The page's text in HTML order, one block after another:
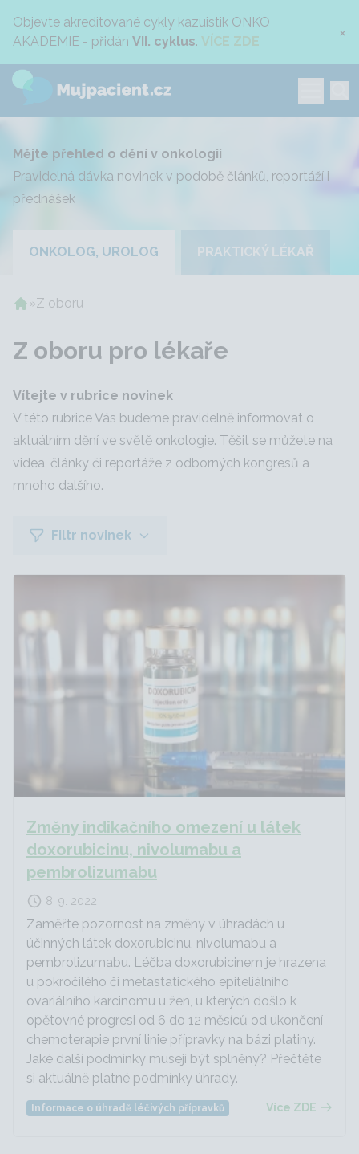
Objevte akreditované cykly kazuistik ONKO
AKADEMIE - přidán VII. cyklus. VÍCE ZDE ×
Mějte přehled o dění v onkologii
Pravidelná dávka novinek v podobě článků, reportáží i
přednášek
ONKOLOG, UROLOG PRAKTICKÝ LÉKAŘ
»Z oboru
Z oboru pro lékaře
Vítejte v rubrice novinek
V této rubrice Vás budeme pravidelně informovat o
aktuálním dění ve světě onkologie. Těšit se můžete na
videa, články či reportáže z odborných kongresů a
mnoho dalšího.
Filtr novinek
Změny indikačního omezení u látek
doxorubicinu, nivolumabu a
pembrolizumabu
8. 9. 2022
Zaměřte pozornost na změny v úhradách u
účinných látek doxorubicinu, nivolumabu a
pembrolizumabu. Léčba doxorubicinem je hrazena
u pokročilého či metastatického epiteliálního
ovariálního karcinomu u žen, u kterých došlo k
opětovné progresi od 6 do 12 měsíců od ukončení
chemoterapie první linie přípravky na bázi platiny.
Jaké další podmínky musejí být splněny? Přečtěte
si aktuálně platné podmínky úhrady.
Informace o úhradě léčivých přípravků Více ZDE